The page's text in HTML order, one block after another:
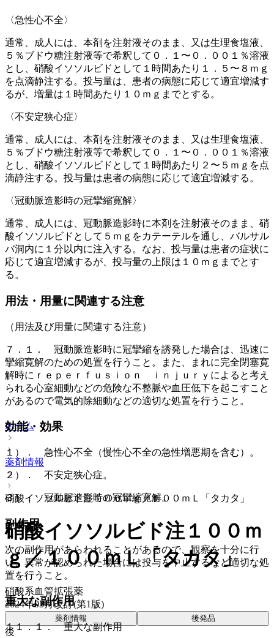
〈急性心不全〉
通常、成人には、本剤を注射液そのまま、又は生理食塩液、
５％ブドウ糖注射液等で希釈して０．１〜０．００１％溶液
とし、硝酸イソソルビドとして１時間あたり１．５〜８ｍｇ
を点滴静注する。投与量は、患者の病態に応じて適宜増減す
るが、増量は１時間あたり１０ｍｇまでとする。
〈不安定狭心症〉
通常、成人には、本剤を注射液そのまま、又は生理食塩液、
５％ブドウ糖注射液等で希釈して０．１〜０．００１％溶液
とし、硝酸イソソルビドとして１時間あたり２〜５ｍｇを点
滴静注する。投与量は患者の病態に応じて適宜増減する。
〈冠動脈造影時の冠攣縮寛解〉
通常、成人には、冠動脈造影時に本剤を注射液そのまま、硝
酸イソソルビドとして５ｍｇをカテーテルを通し、バルサル
バ洞内に１分以内に注入する。なお、投与量は患者の症状に
応じて適宜増減するが、投与量の上限は１０ｍｇまでとす
る。
用法・用量に関連する注意
（用法及び用量に関連する注意）
７．１． 冠動脈造影時に冠攣縮を誘発した場合は、迅速に
攣縮寛解のための処置を行うこと。また、まれに完全閉塞寛
解時にｒｅｐｅｒｆｕｓｉｏｎ ｉｎｊｕｒｙによると考え
られる心室細動などの危険な不整脈や血圧低下を起こすこと
があるので電気的除細動などの適切な処置を行うこと。
効能・効果
１）． 急性心不全（慢性心不全の急性増悪期を含む）。
２）． 不安定狭心症。
３）． 冠動脈造影時の冠攣縮寛解。
副作用
次の副作用があらわれることがあるので、観察を十分に行
い、異常が認められた場合には投与を中止するなど適切な処
置を行うこと。
重大な副作用
１１．１． 重大な副作用
ホーム
薬剤情報
硝酸イソソルビド注１００ｍｇ／１００ｍＬ「タカタ」
硝酸イソソルビド注１００ｍ
ｇ／１００ｍＬ「タカタ」
硝酸系血管拡張薬
2024年03月改訂(第1版)
薬剤情報 後発品
後